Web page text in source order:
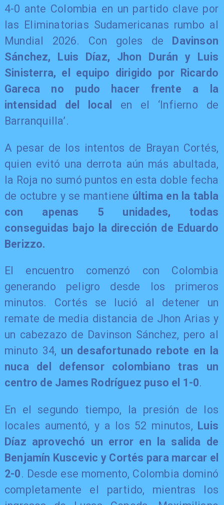
4-0 ante Colombia en un partido clave por
las Eliminatorias Sudamericanas rumbo al
Mundial 2026. Con goles de Davinson
Sánchez, Luis Díaz, Jhon Durán y Luis
Sinisterra, el equipo dirigido por Ricardo
Gareca no pudo hacer frente a la
intensidad del local en el ‘Infierno de
Barranquilla’.
A pesar de los intentos de Brayan Cortés,
quien evitó una derrota aún más abultada,
la Roja no sumó puntos en esta doble fecha
de octubre y se mantiene última en la tabla
con apenas 5 unidades, todas
conseguidas bajo la dirección de Eduardo
Berizzo.
El encuentro comenzó con Colombia
generando peligro desde los primeros
minutos. Cortés se lució al detener un
remate de media distancia de Jhon Arias y
un cabezazo de Davinson Sánchez, pero al
minuto 34, un desafortunado rebote en la
nuca del defensor colombiano tras un
centro de James Rodríguez puso el 1-0.
En el segundo tiempo, la presión de los
locales aumentó, y a los 52 minutos, Luis
Díaz aprovechó un error en la salida de
Benjamín Kuscevic y Cortés para marcar el
2-0. Desde ese momento, Colombia dominó
completamente el partido, mientras los